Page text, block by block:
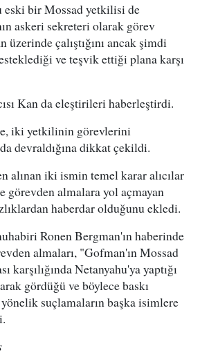
bir Mossad yetkilisi de
askeri sekreteri olarak görev
üzerinde çalıştığını ancak şimdi
ve teşvik ettiği plana karşı
Kan da eleştirileri haberleştirdi.
iki yetkilinin görevlerini
devraldığına dikkat çekildi.
alınan iki ismin temel karar alıcılar
görevden almalara yol açmayan
haberdar olduğunu ekledi.
Ronen Bergman'ın haberinde
almaları, "Gofman'ın Mossad
karşılığında Netanyahu'ya yaptığı
gördüğü ve böylece baskı
suçlamaların başka isimlere